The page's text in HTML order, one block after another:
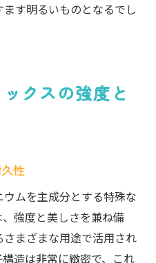
す明るいものとなるでし
クスの強度と
性
ムを主成分とする特殊な
強度と美しさを兼ね備
まざまな用途で活用され
造は非常に緻密で、これ